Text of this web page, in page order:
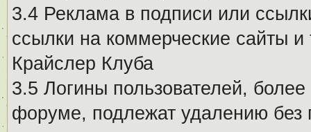
3.4 Реклама в подписи или
ссылки на коммерческие сайты
Крайслер Клуба
3.5 Логины пользователей,
форуме, подлежат удалению без